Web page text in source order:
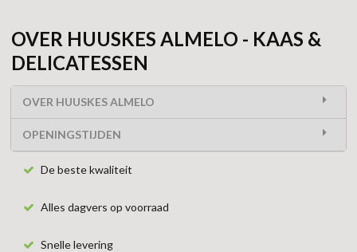
OVER HUUSKES ALMELO - KAAS &
DELICATESSEN
OVER HUUSKES ALMELO
OPENINGSTIJDEN
De beste kwaliteit
Alles dagvers op voorraad
Snelle levering